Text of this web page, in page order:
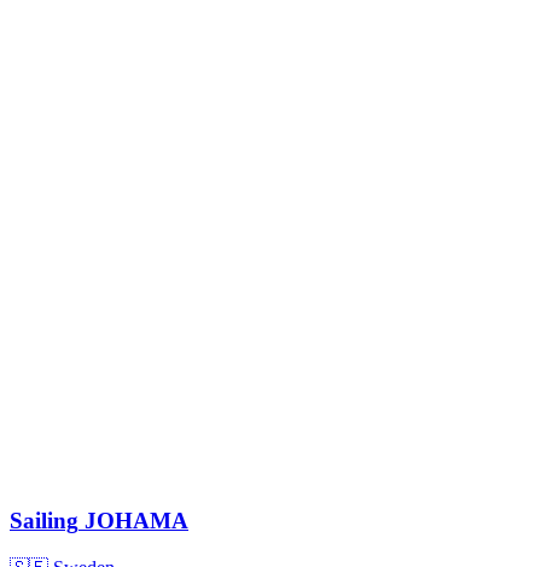
Sailing JOHAMA